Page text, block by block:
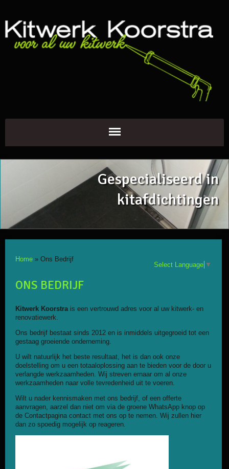
Gespecialiseerd in
kitafdichtingen
Select Language ▼
Home » Ons Bedrijf
ONS BEDRIJF
Kitwerk Koorstra is een vertrouwd adres voor al uw kitwerk- en
renovatiewerk.
Ons bedrijf bestaat sinds 2012 en is inmiddels uitgegroeid tot een
gestaag groeiende onderneming.
U wilt natuurlijk het beste resultaat, het is dan ook onze
doelstelling om u een totaaloplossing aan te bieden voor de door u
verlangde werkzaamheden. Wij streven ernaar om al onze
werkzaamheden naar volle tevredenheid uit te voeren.
Wilt u nader kennismaken met ons bedrijf, of een offerte
aanvragen, aarzel dan niet om via de groene WhatsApp knop op
de Contactpagina contact met ons op te nemen. Wij zullen hier
dan zo spoedig mogelijk op reageren.